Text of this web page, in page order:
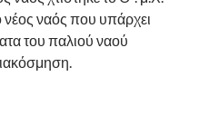
νέος ναός που υπάρχει
του παλιού ναού